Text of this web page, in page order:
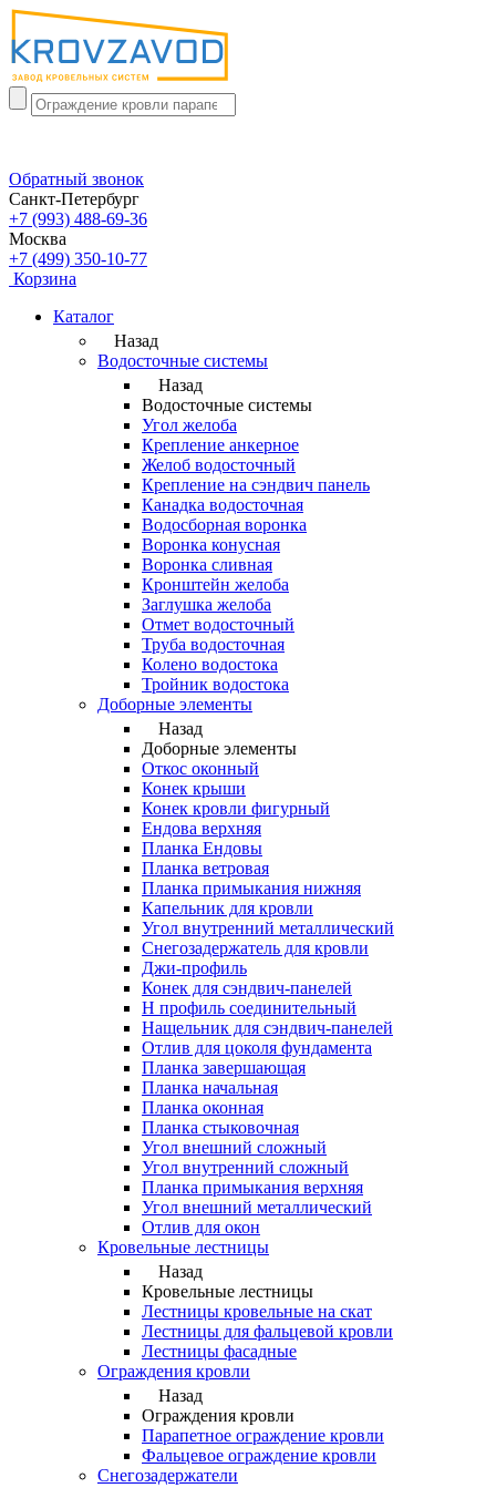
Обратный звонок
Санкт-Петербург
+7 (993) 488-69-36
Москва
+7 (499) 350-10-77
Корзина
Каталог
Назад
Водосточные системы
Назад
Водосточные системы
Угол желоба
Крепление анкерное
Желоб водосточный
Крепление на сэндвич панель
Канадка водосточная
Водосборная воронка
Воронка конусная
Воронка сливная
Кронштейн желоба
Заглушка желоба
Отмет водосточный
Труба водосточная
Колено водостока
Тройник водостока
Доборные элементы
Назад
Доборные элементы
Откос оконный
Конек крыши
Конек кровли фигурный
Ендова верхняя
Планка Ендовы
Планка ветровая
Планка примыкания нижняя
Капельник для кровли
Угол внутренний металлический
Снегозадержатель для кровли
Джи-профиль
Конек для сэндвич-панелей
Н профиль соединительный
Нащельник для сэндвич-панелей
Отлив для цоколя фундамента
Планка завершающая
Планка начальная
Планка оконная
Планка стыковочная
Угол внешний сложный
Угол внутренний сложный
Планка примыкания верхняя
Угол внешний металлический
Отлив для окон
Кровельные лестницы
Назад
Кровельные лестницы
Лестницы кровельные на скат
Лестницы для фальцевой кровли
Лестницы фасадные
Ограждения кровли
Назад
Ограждения кровли
Парапетное ограждение кровли
Фальцевое ограждение кровли
Снегозадержатели